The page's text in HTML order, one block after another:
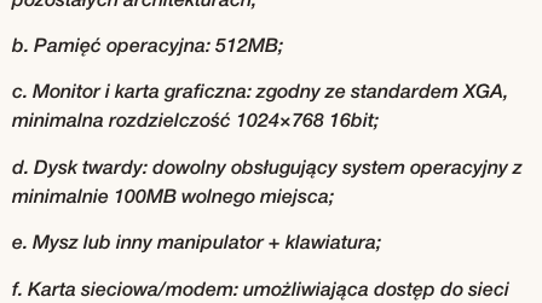
b. Pamięć operacyjna: 512MB;
c. Monitor i karta graficzna: zgodny ze standardem XGA,
minimalna rozdzielczość 1024×768 16bit;
d. Dysk twardy: dowolny obsługujący system operacyjny z
minimalnie 100MB wolnego miejsca;
e. Mysz lub inny manipulator + klawiatura;
f. Karta sieciowa/modem: umożliwiająca dostęp do sieci